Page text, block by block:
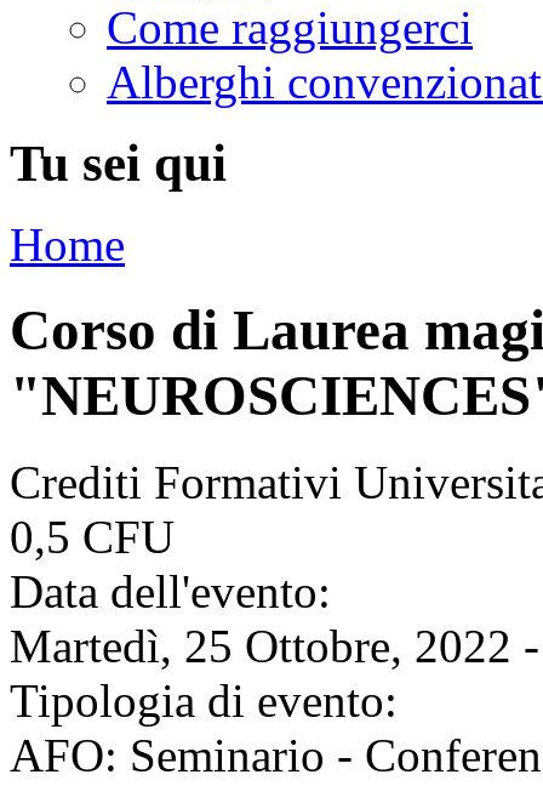
Come raggiungerci
Alberghi
Tu sei qui
Home
Corso di Laurea
Crediti Formativi
0,5 CFU
Data dell'evento:
Martedì, 25 Ottobre, 2022
Tipologia di evento:
AFO: Seminario -